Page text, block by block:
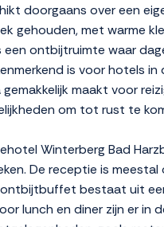
doorgaans over een
gehouden, met warme
ontbijtruimte waar
is voor hotels
maakt voor
om tot rust te
Winterberg Bad
De receptie is
bestaat uit
lunch en diner zijn er in